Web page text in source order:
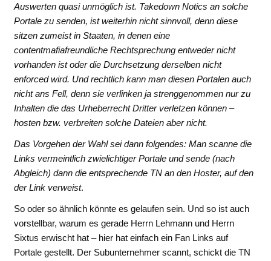
Auswerten quasi unmöglich ist. Takedown Notics an solche
Portale zu senden, ist weiterhin nicht sinnvoll, denn diese
sitzen zumeist in Staaten, in denen eine
contentmafiafreundliche Rechtsprechung entweder nicht
vorhanden ist oder die Durchsetzung derselben nicht
enforced wird. Und rechtlich kann man diesen Portalen auch
nicht ans Fell, denn sie verlinken ja strenggenommen nur zu
Inhalten die das Urheberrecht Dritter verletzen können –
hosten bzw. verbreiten solche Dateien aber nicht.
Das Vorgehen der Wahl sei dann folgendes: Man scanne die
Links vermeintlich zwielichtiger Portale und sende (nach
Abgleich) dann die entsprechende TN an den Hoster, auf den
der Link verweist.
So oder so ähnlich könnte es gelaufen sein. Und so ist auch
vorstellbar, warum es gerade Herrn Lehmann und Herrn
Sixtus erwischt hat – hier hat einfach ein Fan Links auf
Portale gestellt. Der Subunternehmer scannt, schickt die TN